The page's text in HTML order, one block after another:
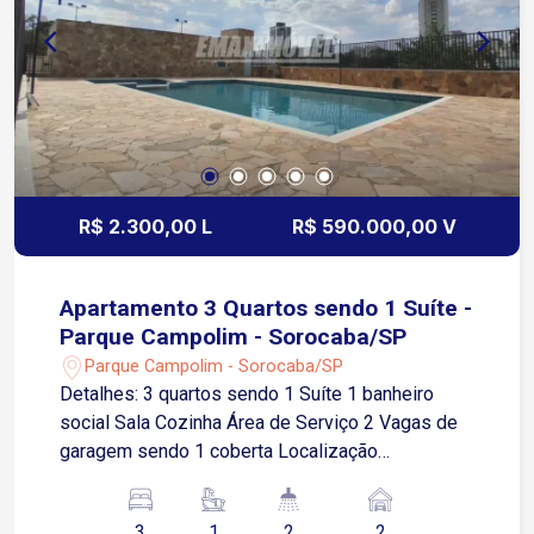
serviços elétricos.
R$ 2.300,00 L R$ 590.000,00 V
Apartamento 3 Quartos sendo 1 Suíte -
Parque Campolim - Sorocaba/SP
Parque Campolim - Sorocaba/SP
Detalhes: 3 quartos sendo 1 Suíte 1 banheiro
social Sala Cozinha Área de Serviço 2 Vagas de
garagem sendo 1 coberta Localização
comércios, serviços, supermercados,